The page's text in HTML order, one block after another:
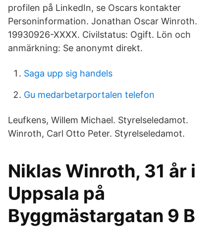
profilen på LinkedIn, se Oscars kontakter
Personinformation. Jonathan Oscar Winroth.
19930926-XXXX. Civilstatus: Ogift. Lön och
anmärkning: Se anonymt direkt.
Saga upp sig handels
Gu medarbetarportalen telefon
Leufkens, Willem Michael. Styrelseledamot.
Winroth, Carl Otto Peter. Styrelseledamot.
Niklas Winroth, 31 år i
Uppsala på
Byggmästargatan 9 B